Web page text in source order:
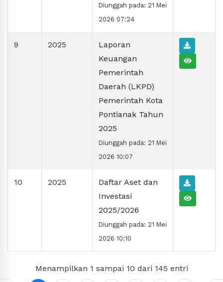
Diunggah pada: 21 Mei
2026 07:24
9 2025
Laporan
Keuangan
Pemerintah
Daerah (LKPD)
Pemerintah Kota
Pontianak Tahun
2025
Diunggah pada: 21 Mei
2026 10:07
10 2025
Daftar Aset dan
Investasi
2025/2026
Diunggah pada: 21 Mei
2026 10:10
Menampilkan 1 sampai 10 dari 145 entri